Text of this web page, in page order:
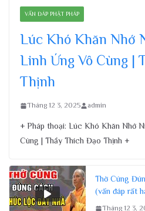
VẤN ĐÁP PHẬT PHÁP
Lúc Khó Khăn Nhớ
Linh Ứng Vô Cùng |
Thịnh
Tháng 12 3, 2025 admin
+ Pháp thoại: Lúc Khó Khăn Nhớ
Cùng | Thầy Thích Đạo Thịnh +
Thờ Cúng
(vấn đáp rất
Tháng 12 3,